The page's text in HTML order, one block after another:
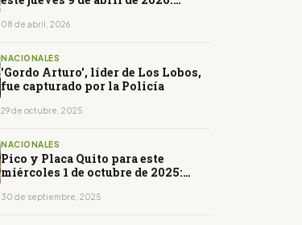
08 de abril, 2026
NACIONALES
'Gordo Arturo', líder de Los Lobos,
fue capturado por la Policía
29 de octubre, 2025
NACIONALES
Pico y Placa Quito para este
miércoles 1 de octubre de 2025:
30 de septiembre, 2025